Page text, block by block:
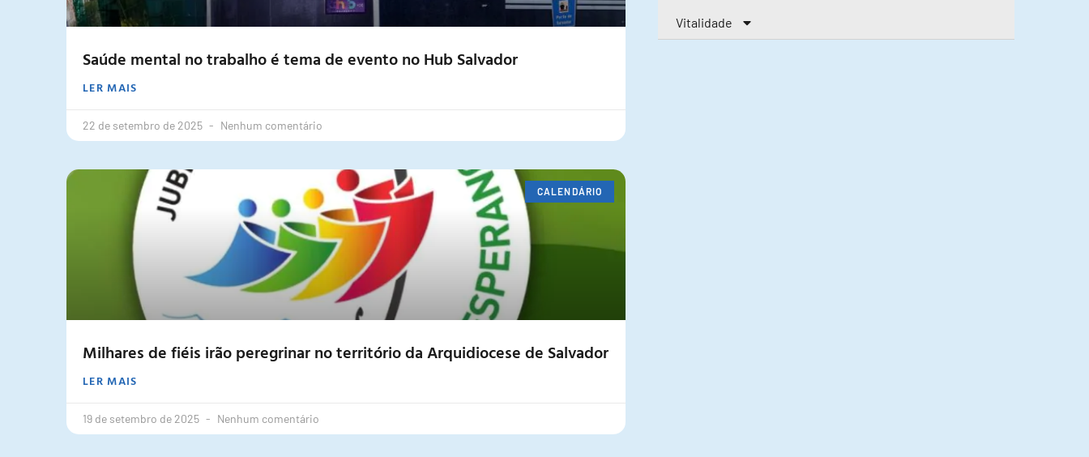
Saúde mental no trabalho é tema de evento no Hub Salvador
LER MAIS
22 de setembro de 2025 Nenhum comentário
CALENDÁRIO
Milhares de fiéis irão peregrinar no território da Arquidiocese de Salvador
LER MAIS
19 de setembro de 2025 Nenhum comentário
Vitalidade